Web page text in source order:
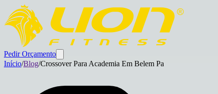
Pedir Orçamento
Início/Blog/Crossover Para Academia Em Belem Pa